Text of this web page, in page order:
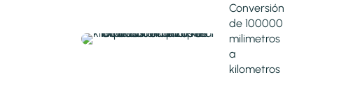
Conversión
de 100000
milimetros
a
kilometros